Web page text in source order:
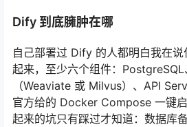
Dify 到底臃肿在哪
自己部署过 Dify 的人都明白我在
起来，至少六个组件：
（Weaviate 或 Milvus）、API
官方给的 Docker Compose 一键
起来的坑只有踩过才知道：数据库